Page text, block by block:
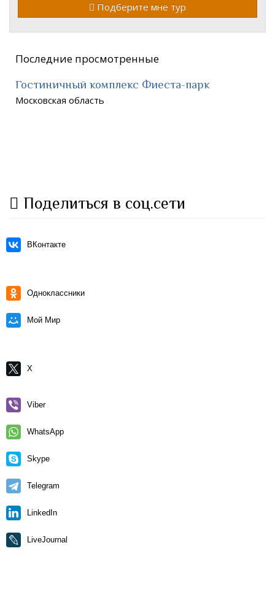
Подберите мне тур
Последние просмотренные
Гостиничный комплекс Фиеста-парк
Московская область
Поделиться в соц.сети
ВКонтакте
Одноклассники
Мой Мир
X
Viber
WhatsApp
Skype
Telegram
LinkedIn
LiveJournal